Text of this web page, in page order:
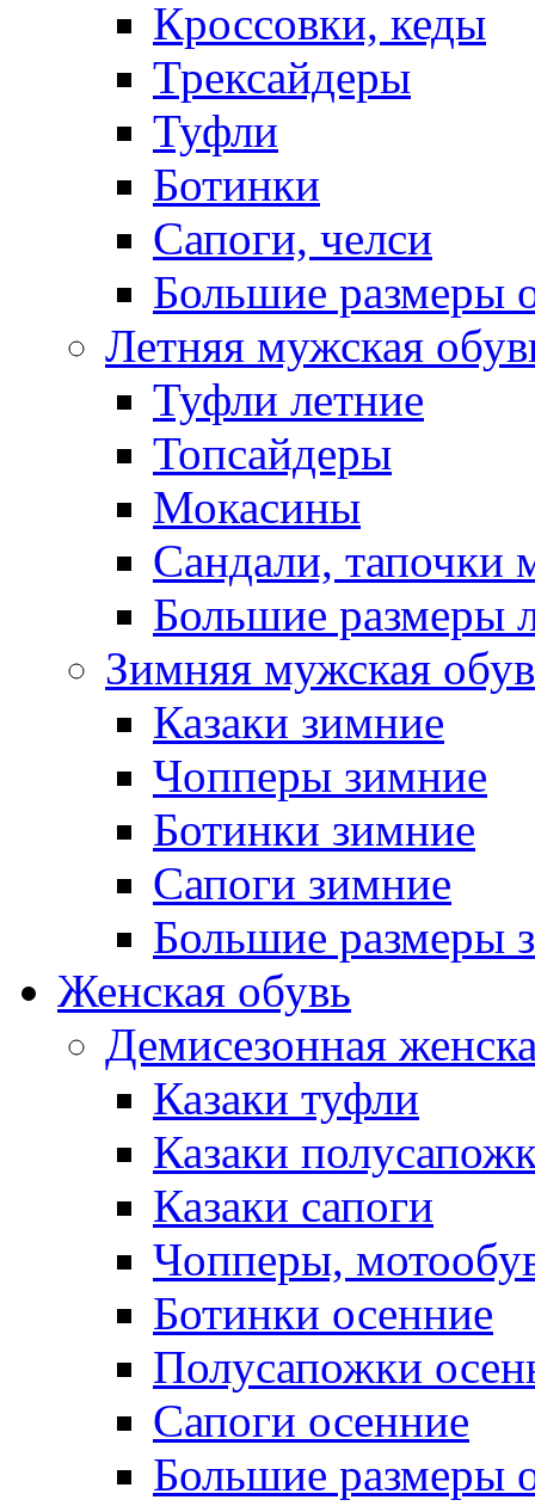
Кроссовки, кеды
Трексайдеры
Туфли
Ботинки
Сапоги, челси
Большие размеры
Летняя мужская
Туфли летние
Топсайдеры
Мокасины
Сандали, тапочки
Большие размеры
Зимняя мужская
Казаки зимние
Чопперы зимние
Ботинки зимние
Сапоги зимние
Большие размеры
Женская обувь
Демисезонная
Казаки туфли
Казаки
Казаки сапоги
Чопперы,
Ботинки осенние
Полусапожки
Сапоги осенние
Большие размеры